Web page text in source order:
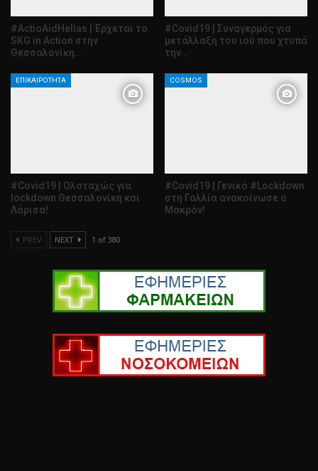
#ActioAidHellas | Έρχεται το
SKG in Action στην
Θεσσαλονίκη…
#Covid19 | Συναγερμός για
μετάλλαξη του ιού που χτυπά
την…
ΕΠΙΚΑΙΡΌΤΗΤΑ
#Covid19 | Ολοταχώς για
lockdown Θεσσαλονίκη και
Λάρισα!
COSMOS
#Covid19 | Γενικό #Lockdown
στη Γαλλία ανακοίνωσε ο
Μακρόν!
PREV NEXT 1 of 380